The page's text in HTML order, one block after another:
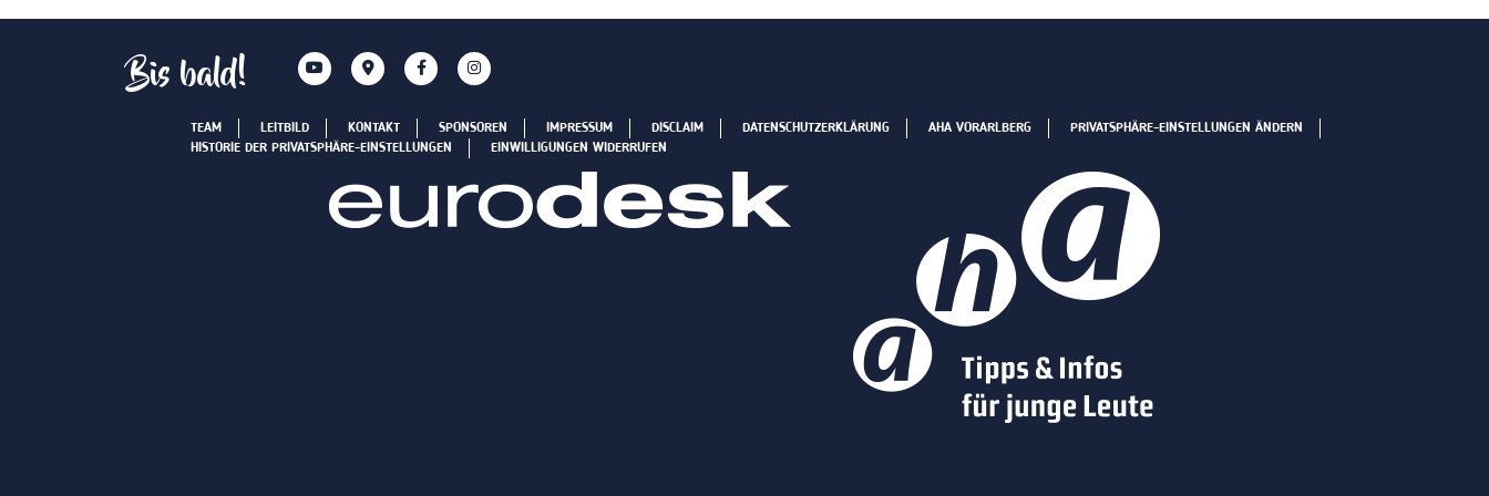
Bis bald!
TEAM LEITBILD KONTAKT SPONSOREN IMPRESSUM DISCLAIM DATENSCHUTZERKLÄRUNG AHA VORARLBERG
PRIVATSPHÄRE-EINSTELLUNGEN ÄNDERN
HISTORIE DER PRIVATSPHÄRE-EINSTELLUNGEN
EINWILLIGUNGEN WIDERRUFEN